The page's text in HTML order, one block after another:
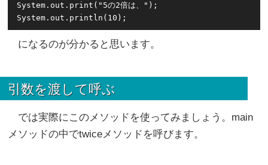
System.out.print("5の2倍は、");
になるのが分かると思います。
引数を渡して呼ぶ
では実際にこのメソッドを使ってみましょう。main
メソッドの中でtwiceメソッドを呼びます。